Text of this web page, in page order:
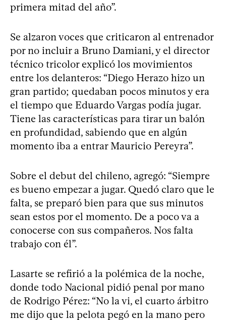
primera mitad del año”.
Se alzaron voces que criticaron al entrenador
por no incluir a Bruno Damiani, y el director
técnico tricolor explicó los movimientos
entre los delanteros: “Diego Herazo hizo un
gran partido; quedaban pocos minutos y era
el tiempo que Eduardo Vargas podía jugar.
Tiene las características para tirar un balón
en profundidad, sabiendo que en algún
momento iba a entrar Mauricio Pereyra”.
Sobre el debut del chileno, agregó: “Siempre
es bueno empezar a jugar. Quedó claro que le
falta, se preparó bien para que sus minutos
sean estos por el momento. De a poco va a
conocerse con sus compañeros. Nos falta
trabajo con él”.
Lasarte se refirió a la polémica de la noche,
donde todo Nacional pidió penal por mano
de Rodrigo Pérez: “No la vi, el cuarto árbitro
me dijo que la pelota pegó en la mano pero